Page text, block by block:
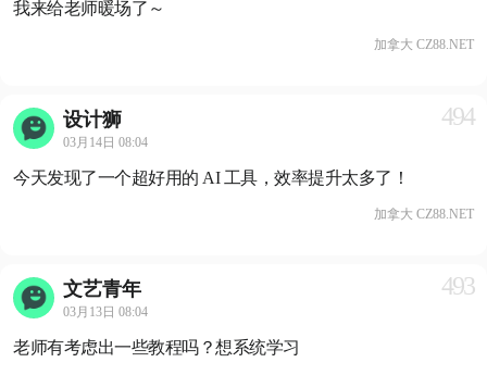
我来给老师暖场了～
加拿大 CZ88.NET
设计狮
03月14日 08:04
494
今天发现了一个超好用的 AI 工具，效率提升太多了！
加拿大 CZ88.NET
文艺青年
03月13日 08:04
493
老师有考虑出一些教程吗？想系统学习